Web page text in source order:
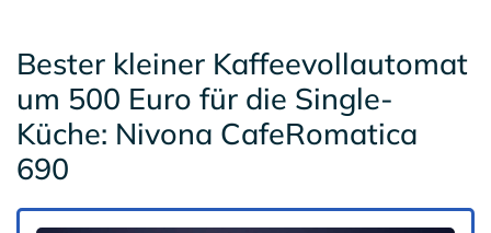
Bester kleiner Kaffeevollautomat
um 500 Euro für die Single-
Küche: Nivona CafeRomatica
690